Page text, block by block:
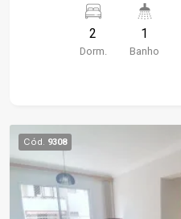
SERVIÇO, 01
E 01 VAGA DE GARAGEM. OBS.: INFORMAÇÕES
REFERENTE A
2
Dorm.
1
Banho
Cód. 9308